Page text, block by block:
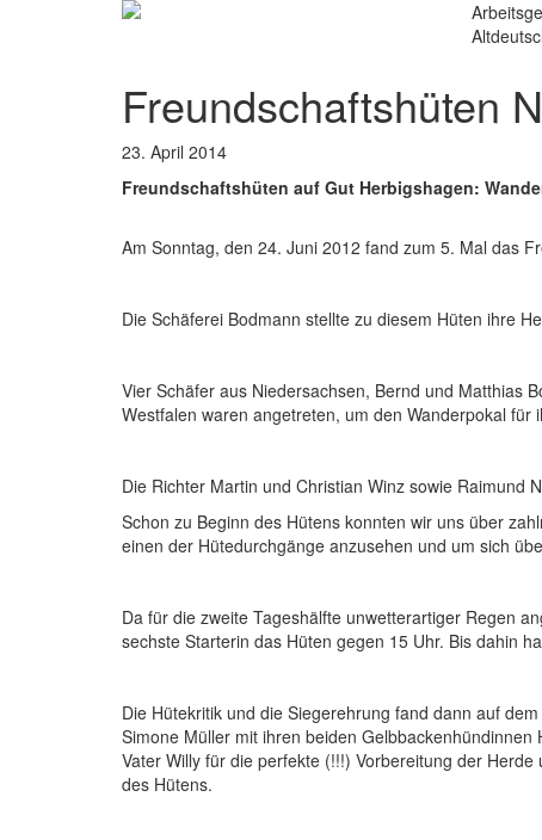
Freundschaftshüten
23. April 2014
Freundschaftshüten auf Gut Herbigshagen:
Am Sonntag, den 24. Juni 2012 fand zum 5. Mal das
Die Schäferei Bodmann stellte zu diesem Hüten ihre
Vier Schäfer aus Niedersachsen, Bernd und Matthias
Westfalen waren angetreten, um den Wanderpokal für
Die Richter Martin und Christian Winz sowie Raimund
Schon zu Beginn des Hütens konnten wir uns über
einen der Hütedurchgänge anzusehen und um sich
Da für die zweite Tageshälfte unwetterartiger Regen
sechste Starterin das Hüten gegen 15 Uhr. Bis dahin
Die Hütekritik und die Siegerehrung fand dann auf
Simone Müller mit ihren beiden
Vater Willy für die perfekte (!!!) Vorbereitung der
des Hütens.